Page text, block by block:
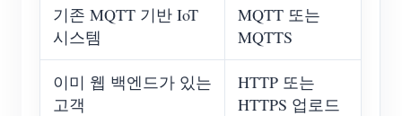
기존 MQTT 기반 IoT
시스템
MQTT 또는
MQTTS
이미 웹 백엔드가 있는
고객
HTTP 또는
HTTPS 업로드